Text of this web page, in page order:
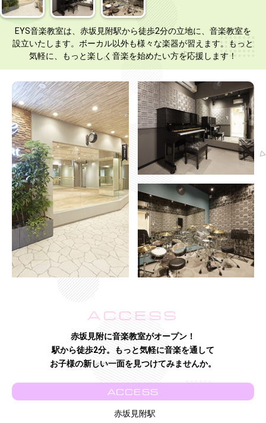
EYS音楽教室は、赤坂見附駅から徒歩2分の立地に、音楽教室を
設立いたします。ボーカル以外も様々な楽器が習えます。もっと
気軽に、もっと楽しく音楽を始めたい方を応援します！
ACCESS
赤坂見附に音楽教室がオープン！
駅から徒歩2分。もっと気軽に音楽を通して
お子様の新しい一面を見つけてみませんか。
ACCESS
赤坂見附駅